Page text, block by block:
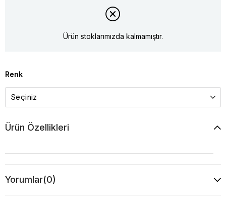
Ürün stoklarımızda kalmamıştır.
Renk
Ürün Özellikleri
Yorumlar(0)